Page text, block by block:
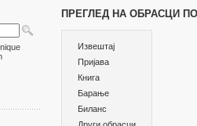
ПРЕГЛЕД НА ОБРАСЦИ
Извештај
Пријава
Книга
Барање
Биланс